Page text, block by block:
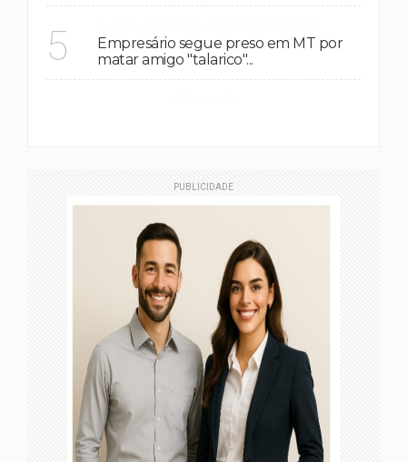
5
Empresário segue preso em MT por
matar amigo "talarico"...
PUBLICIDADE